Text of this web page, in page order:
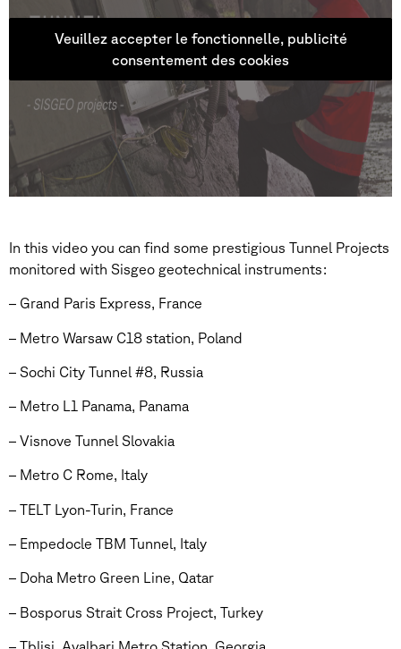
Veuillez accepter le fonctionnelle, publicité
consentement des cookies
In this video you can find some prestigious Tunnel Projects
monitored with Sisgeo geotechnical instruments:
– Grand Paris Express, France
– Metro Warsaw C18 station, Poland
– Sochi City Tunnel #8, Russia
– Metro L1 Panama, Panama
– Visnove Tunnel Slovakia
– Metro C Rome, Italy
– TELT Lyon-Turin, France
– Empedocle TBM Tunnel, Italy
– Doha Metro Green Line, Qatar
– Bosporus Strait Cross Project, Turkey